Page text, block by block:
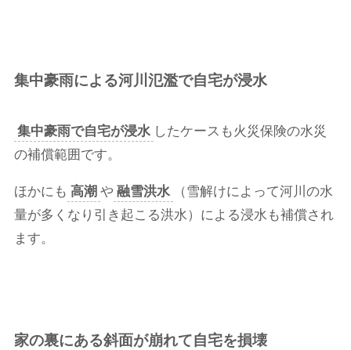
集中豪雨による河川氾濫で自宅が浸水
集中豪雨で自宅が浸水 したケースも火災保険の水災
の補償範囲です。
ほかにも 高潮 や 融雪洪水
（雪解けによって河川の水
量が多くなり引き起こる洪水）による浸水も補償され
ます。
家の裏にある斜面が崩れて自宅を損壊